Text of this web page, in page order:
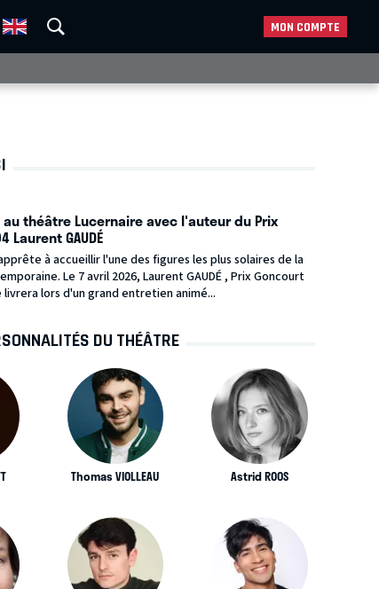
MON COMPTE
théâtre Lucernaire avec l'auteur du Prix
Laurent GAUDÉ
à accueillir l'une des figures les plus solaires de la
Le 7 avril 2026, Laurent GAUDÉ , Prix Goncourt
livrera lors d'un grand entretien animé...
DU THÉÂTRE
Thomas VIOLLEAU Astrid ROOS